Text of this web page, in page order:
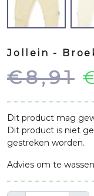
Jollein -
€8,91
Dit product mag
Dit product is niet
gestreken worden.
Advies om te